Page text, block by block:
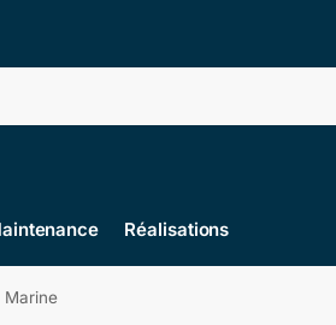
Réalisations
Marine